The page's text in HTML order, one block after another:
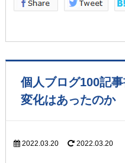
個人ブログ100記
変化はあったのか
2022.03.20 2022.03.20